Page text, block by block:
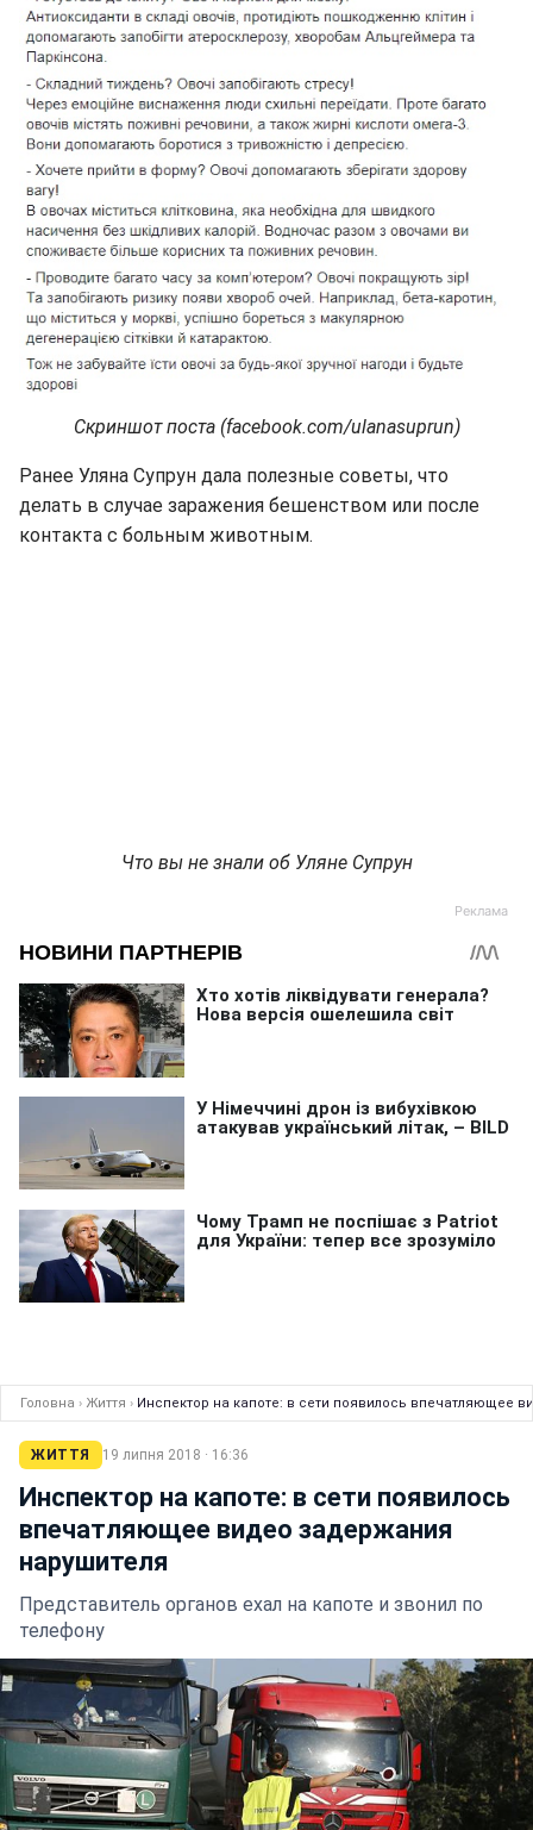
Скриншот поста (facebook.com/ulanasuprun)
Ранее Уляна Супрун дала полезные советы, что
делать в случае заражения бешенством или после
контакта с больным животным.
Что вы не знали об Уляне Супрун
Головна › Життя › Инспектор на капоте: в сети появилось впечатляющее
ЖИТТЯ 19 липня 2018 · 16:36
Инспектор на капоте: в сети появилось
впечатляющее видео задержания
нарушителя
Представитель органов ехал на капоте и звонил по
телефону